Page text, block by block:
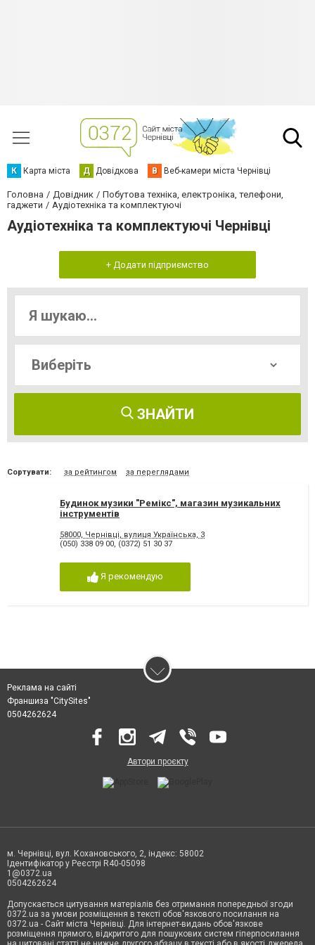
К Карта міста Д Довідкова В Веб-камери міста Чернівці
Головна Довідник
Побутова техніка, електроніка, телефони,
гаджети
Аудіотехніка та комплектуючі
Аудіотехніка та комплектуючі Чернівці
+ Додати підприємство
ЗНАЙТИ
Сортувати: за рейтингом за переглядами
Будинок музики "Ремікс", магазин музикальних
інструментів
58000, Чернівці, вулиця Українська, 3
(050) 338 09 00, (0372) 51 30 37
Я рекомендую
Реклама на сайті
Франшиза "CitySites"
0504262624
Автори проєкту
м. Чернівці, вул. Кохановського, 2, індекс: 58002
Ідентифікатор у Реєстрі R40-05098
1@0372.ua
0504262624
Допускається цитування матеріалів без отримання попередньої згоди
0372.ua за умови розміщення в тексті обов'язкового посилання на
0372.ua - Сайт міста Чернівці. Для інтернет-видань обов'язкове
розміщення прямого, відкритого для пошукових систем гіперпосилання